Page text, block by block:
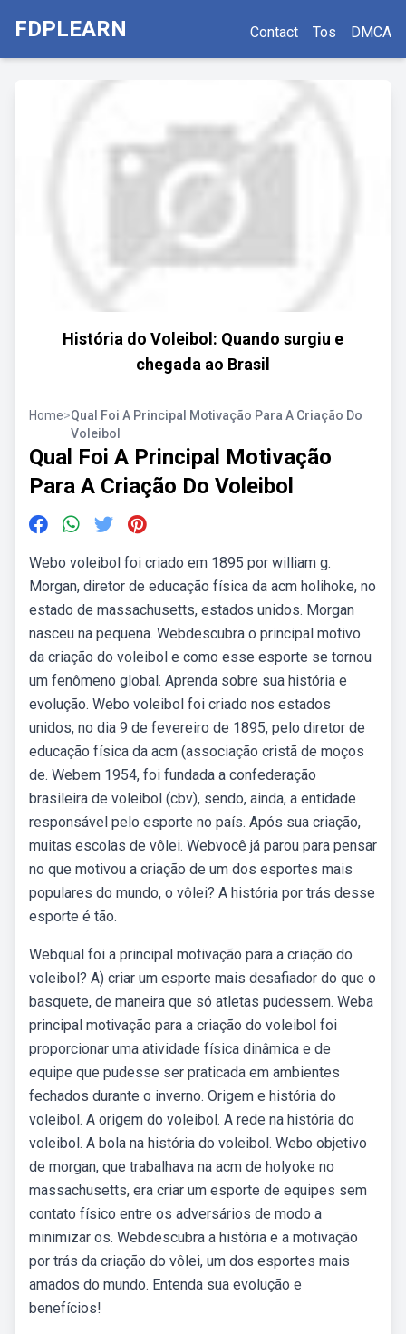
FDPLEARN Contact Tos DMCA
História do Voleibol: Quando surgiu e
chegada ao Brasil
Home>Qual Foi A Principal Motivação Para A Criação Do
Voleibol
Qual Foi A Principal Motivação
Para A Criação Do Voleibol
Webo voleibol foi criado em 1895 por william g.
Morgan, diretor de educação física da acm holihoke, no
estado de massachusetts, estados unidos. Morgan
nasceu na pequena. Webdescubra o principal motivo
da criação do voleibol e como esse esporte se tornou
um fenômeno global. Aprenda sobre sua história e
evolução. Webo voleibol foi criado nos estados
unidos, no dia 9 de fevereiro de 1895, pelo diretor de
educação física da acm (associação cristã de moços
de. Webem 1954, foi fundada a confederação
brasileira de voleibol (cbv), sendo, ainda, a entidade
responsável pelo esporte no país. Após sua criação,
muitas escolas de vôlei. Webvocê já parou para pensar
no que motivou a criação de um dos esportes mais
populares do mundo, o vôlei? A história por trás desse
esporte é tão.
Webqual foi a principal motivação para a criação do
voleibol? A) criar um esporte mais desafiador do que o
basquete, de maneira que só atletas pudessem. Weba
principal motivação para a criação do voleibol foi
proporcionar uma atividade física dinâmica e de
equipe que pudesse ser praticada em ambientes
fechados durante o inverno. Origem e história do
voleibol. A origem do voleibol. A rede na história do
voleibol. A bola na história do voleibol. Webo objetivo
de morgan, que trabalhava na acm de holyoke no
massachusetts, era criar um esporte de equipes sem
contato físico entre os adversários de modo a
minimizar os. Webdescubra a história e a motivação
por trás da criação do vôlei, um dos esportes mais
amados do mundo. Entenda sua evolução e
benefícios!